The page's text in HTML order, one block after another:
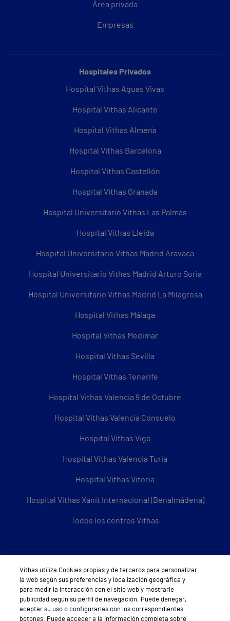
Área privada
Empresas
Hospitales Privados
Hospital Vithas Aguas Vivas
Hospital Vithas Alicante
Hospital Vithas Almería
Hospital Vithas Barcelona
Hospital Vithas Castellón
Hospital Vithas Granada
Hospital Universitario Vithas Las Palmas
Hospital Vithas Lleida
Hospital Universitario Vithas Madrid Aravaca
Hospital Universitario Vithas Madrid Arturo Soria
Hospital Universitario Vithas Madrid La Milagrosa
Hospital Vithas Málaga
Hospital Vithas Medimar
Hospital Vithas Sevilla
Hospital Vithas Tenerife
Hospital Vithas Valencia 9 de Octubre
Hospital Vithas Valencia Consuelo
Hospital Vithas Vigo
Hospital Vithas Valencia Turia
Hospital Vithas Vitoria
Hospital Vithas Xanit Internacional (Benalmádena)
Todos los centros Vithas
Sobre Vithas
Quiénes somos
Trabajar en Vithas
Vithas utiliza Cookies propias y de terceros para personalizar
la web según sus preferencias y localización geográfica y
para medir la interacción con el sitio web y mostrarle
publicidad según su perfil de navegación. Puede denegar,
aceptar su uso o configurarlas con los correspondientes
botones. Puede acceder a la información completa sobre